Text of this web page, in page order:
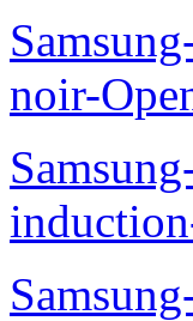
noir-